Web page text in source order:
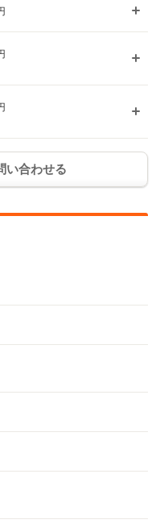
い合わせる